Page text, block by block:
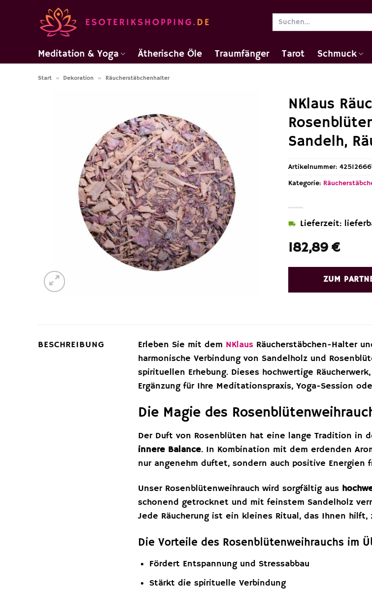
Suchen
Meditation & Yoga Ätherische Öle Traumfänger Tarot Schmuck
Start » Dekoration » Räucherstäbchenhalter
NKlaus
Sandelh,
182,89 €
Lieferzeit:
ZUM
Artikelnummer:
Kategorie:
BESCHREIBUNG Erleben Sie mit dem NKlaus Räucherstäbchen-Halter
harmonische Verbindung von Sandelholz und
spirituellen Erhebung. Dieses hochwertige
Ergänzung für Ihre Meditationspraxis, Yoga-Session
Die Magie des
Der Duft von Rosenblüten hat eine lange Tradition in
innere Balance. In Kombination mit dem erdenden
nur angenehm duftet, sondern auch positive Energien
Unser Rosenblütenweihrauch wird sorgfältig aus
schonend getrocknet und mit feinstem Sandelholz
Jede Räucherung ist ein kleines Ritual, das Ihnen
Die Vorteile des Rosenblütenweihrauchs im
Fördert Entspannung und Stressabbau
Stärkt die spirituelle Verbindung